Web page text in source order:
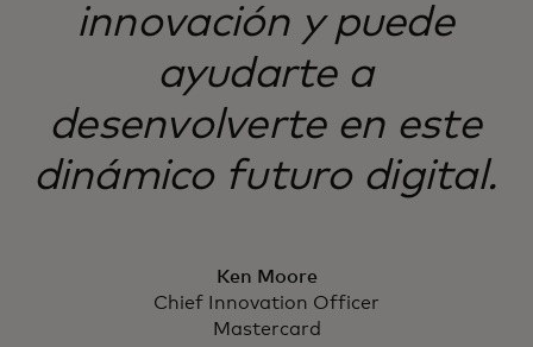
innovación y puede
ayudarte a
desenvolverte en este
dinámico futuro digital.
Ken Moore
Chief Innovation Officer
Mastercard